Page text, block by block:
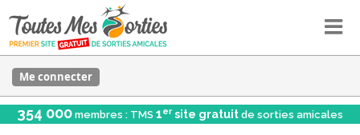
Me connecter
354 000 membres : TMS 1er site gratuit de sorties amicales